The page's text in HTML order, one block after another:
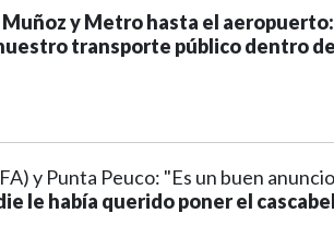
y Metro hasta el
transporte público dentro
y Punta Peuco: "Es un buen
le había querido poner el